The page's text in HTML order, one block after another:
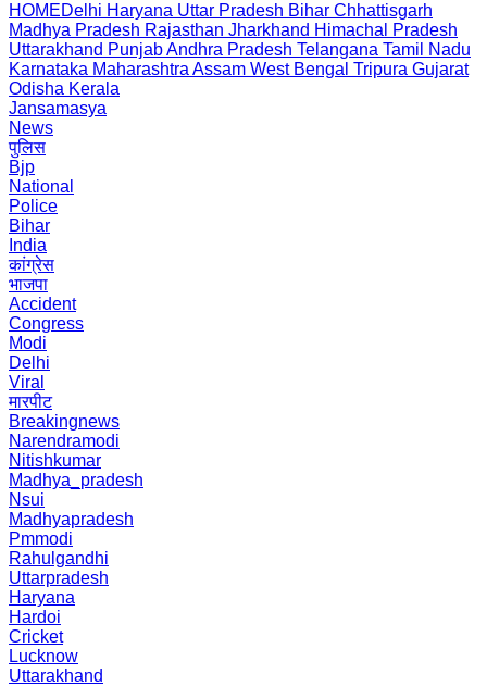
HOMEDelhi Haryana Uttar Pradesh Bihar Chhattisgarh
Madhya Pradesh Rajasthan Jharkhand Himachal Pradesh
Uttarakhand PunjabAndhra Pradesh Telangana Tamil Nadu
Karnataka Maharashtra Assam West Bengal Tripura Gujarat
Odisha Kerala
Jansamasya
News
पुलिस
Bjp
National
Police
Bihar
India
कांग्रेस
भाजपा
Accident
Congress
Modi
Delhi
Viral
मारपीट
Breakingnews
Narendramodi
Nitishkumar
Madhya_pradesh
Nsui
Madhyapradesh
Pmmodi
Rahulgandhi
Uttarpradesh
Haryana
Hardoi
Cricket
Lucknow
Uttarakhand